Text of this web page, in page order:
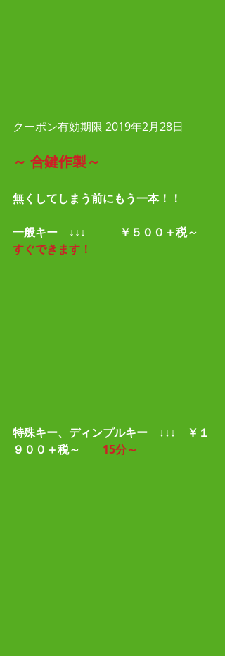
クーポン有効期限 2019年2月28日
～ 合鍵作製～
無くしてしまう前にもう一本！！
一般キー　↓↓↓　　　￥５００＋税～
すぐできます！
特殊キー、ディンプルキー　↓↓↓　￥１
９００＋税～ 15分～